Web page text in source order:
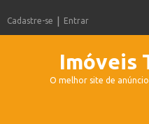
Cadastre-se Entrar
Imóveis
O melhor site de